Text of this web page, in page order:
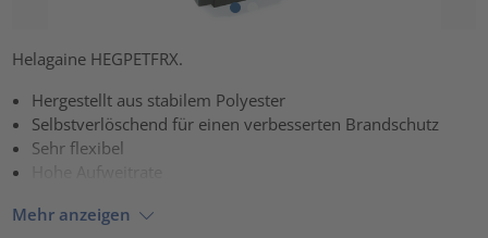
Helagaine HEGPETFRX.
Hergestellt aus stabilem Polyester
Selbstverlöschend für einen verbesserten Brandschutz
Sehr flexibel
Hohe Aufweitrate
Mehr anzeigen